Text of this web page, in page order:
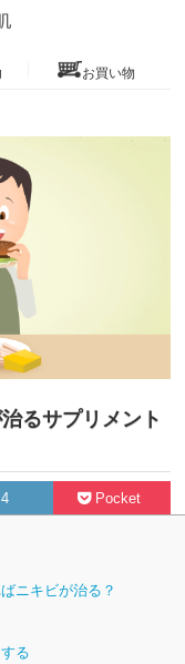
お買い物
るサプリメント
4 Pocket
ニキビが治る？
る